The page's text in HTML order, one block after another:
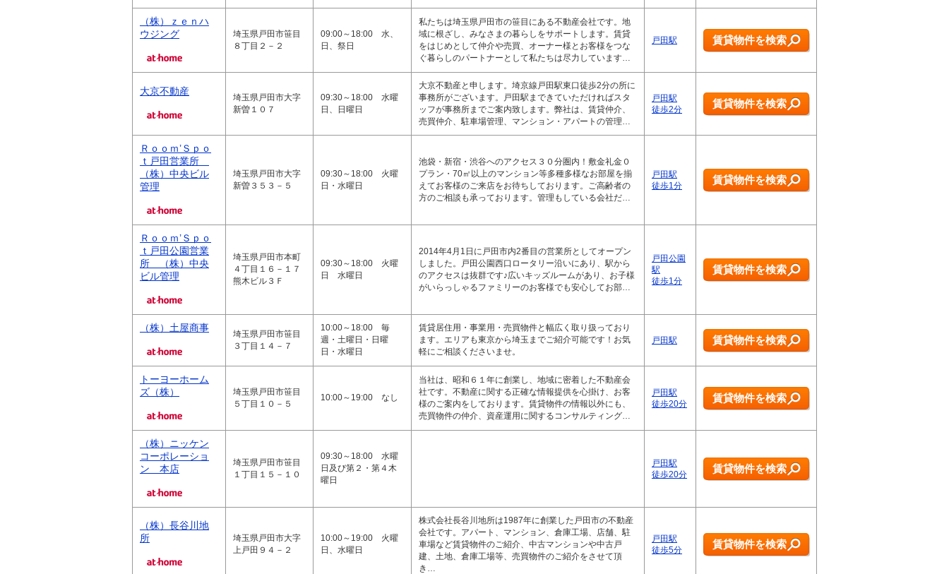
（株）ｚｅｎハ
ウジング
埼玉県戸田市笹目
８丁目２－２
09:00～18:00 水、
日、祭日
私たちは埼玉県戸田市の笹目にある不動産会社です。地
域に根ざし、みなさまの暮らしをサポートします。賃貸
をはじめとして仲介や売買、オーナー様とお客様をつな
ぐ暮らしのパートナーとして私たちは尽力しています…
戸田駅 賃貸物件を検索
大京不動産
埼玉県戸田市大字
新曽１０７
09:30～18:00 水曜
日、日曜日
大京不動産と申します。埼京線戸田駅東口徒歩2分の所に
事務所がございます。戸田駅まできていただければスタ
ッフが事務所までご案内致します。弊社は、賃貸仲介、
売買仲介、駐車場管理、マンション・アパートの管理…
戸田駅
徒歩2分
賃貸物件を検索
Ｒｏｏｍ’Ｓｐｏ
ｔ戸田営業所
（株）中央ビル
管理
埼玉県戸田市大字
新曽３５３－５
09:30～18:00 火曜
日・水曜日
池袋・新宿・渋谷へのアクセス３０分圏内！敷金礼金０
プラン・70㎡以上のマンション等多種多様なお部屋を揃
えてお客様のご来店をお待ちしております。ご高齢者の
方のご相談も承っております。管理もしている会社だ…
戸田駅
徒歩1分
賃貸物件を検索
Ｒｏｏｍ’Ｓｐｏ
ｔ戸田公園営業
所 （株）中央
ビル管理
埼玉県戸田市本町
４丁目１６－１７
熊木ビル３Ｆ
09:30～18:00 火曜
日 水曜日
2014年4月1日に戸田市内2番目の営業所としてオープン
しました。戸田公園西口ロータリー沿いにあり、駅から
のアクセスは抜群です♪広いキッズルームがあり、お子様
がいらっしゃるファミリーのお客様でも安心してお部…
戸田公園
駅
徒歩1分
賃貸物件を検索
（株）土屋商事
埼玉県戸田市笹目
３丁目１４－７
10:00～18:00 毎
週・土曜日・日曜
日・水曜日
賃貸居住用・事業用・売買物件と幅広く取り扱っており
ます。エリアも東京から埼玉までご紹介可能です！お気
軽にご相談くださいませ。
戸田駅 賃貸物件を検索
トーヨーホーム
ズ（株）
埼玉県戸田市笹目
５丁目１０－５
10:00～19:00 なし
当社は、昭和６１年に創業し、地域に密着した不動産会
社です。不動産に関する正確な情報提供を心掛け、お客
様のご案内をしております。賃貸物件の情報以外にも、
売買物件の仲介、資産運用に関するコンサルティング…
戸田駅
徒歩20分
賃貸物件を検索
（株）ニッケン
コーポレーショ
ン 本店
埼玉県戸田市笹目
１丁目１５－１０
09:30～18:00 水曜
日及び第２・第４木
曜日
戸田駅
徒歩20分
賃貸物件を検索
（株）長谷川地
所
埼玉県戸田市大字
上戸田９４－２
10:00～19:00 火曜
日、水曜日
株式会社長谷川地所は1987年に創業した戸田市の不動産
会社です。アパート、マンション、倉庫工場、店舗、駐
車場など賃貸物件のご紹介、中古マンションや中古戸
建、土地、倉庫工場等、売買物件のご紹介をさせて頂
き…
戸田駅
徒歩5分
賃貸物件を検索